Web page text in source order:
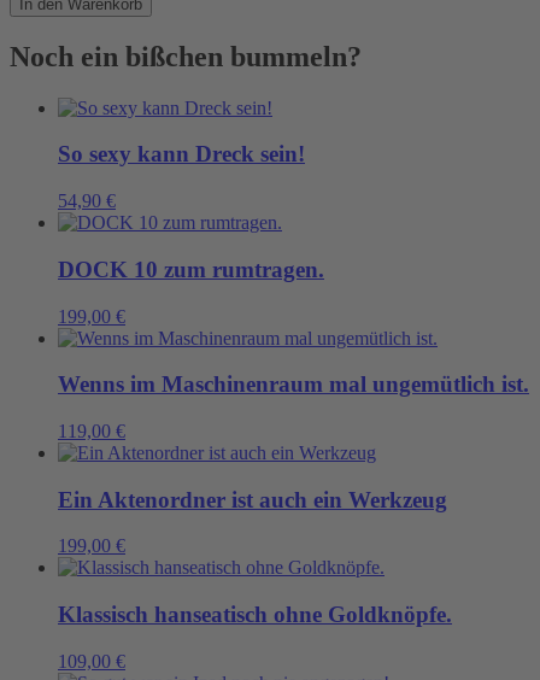
Menge
In den Warenkorb
Noch ein bißchen bummeln?
So sexy kann Dreck sein!
54,90 €
DOCK 10 zum rumtragen.
199,00 €
Wenns im Maschinenraum mal ungemütlich ist.
119,00 €
Ein Aktenordner ist auch ein Werkzeug
199,00 €
Klassisch hanseatisch ohne Goldknöpfe.
109,00 €